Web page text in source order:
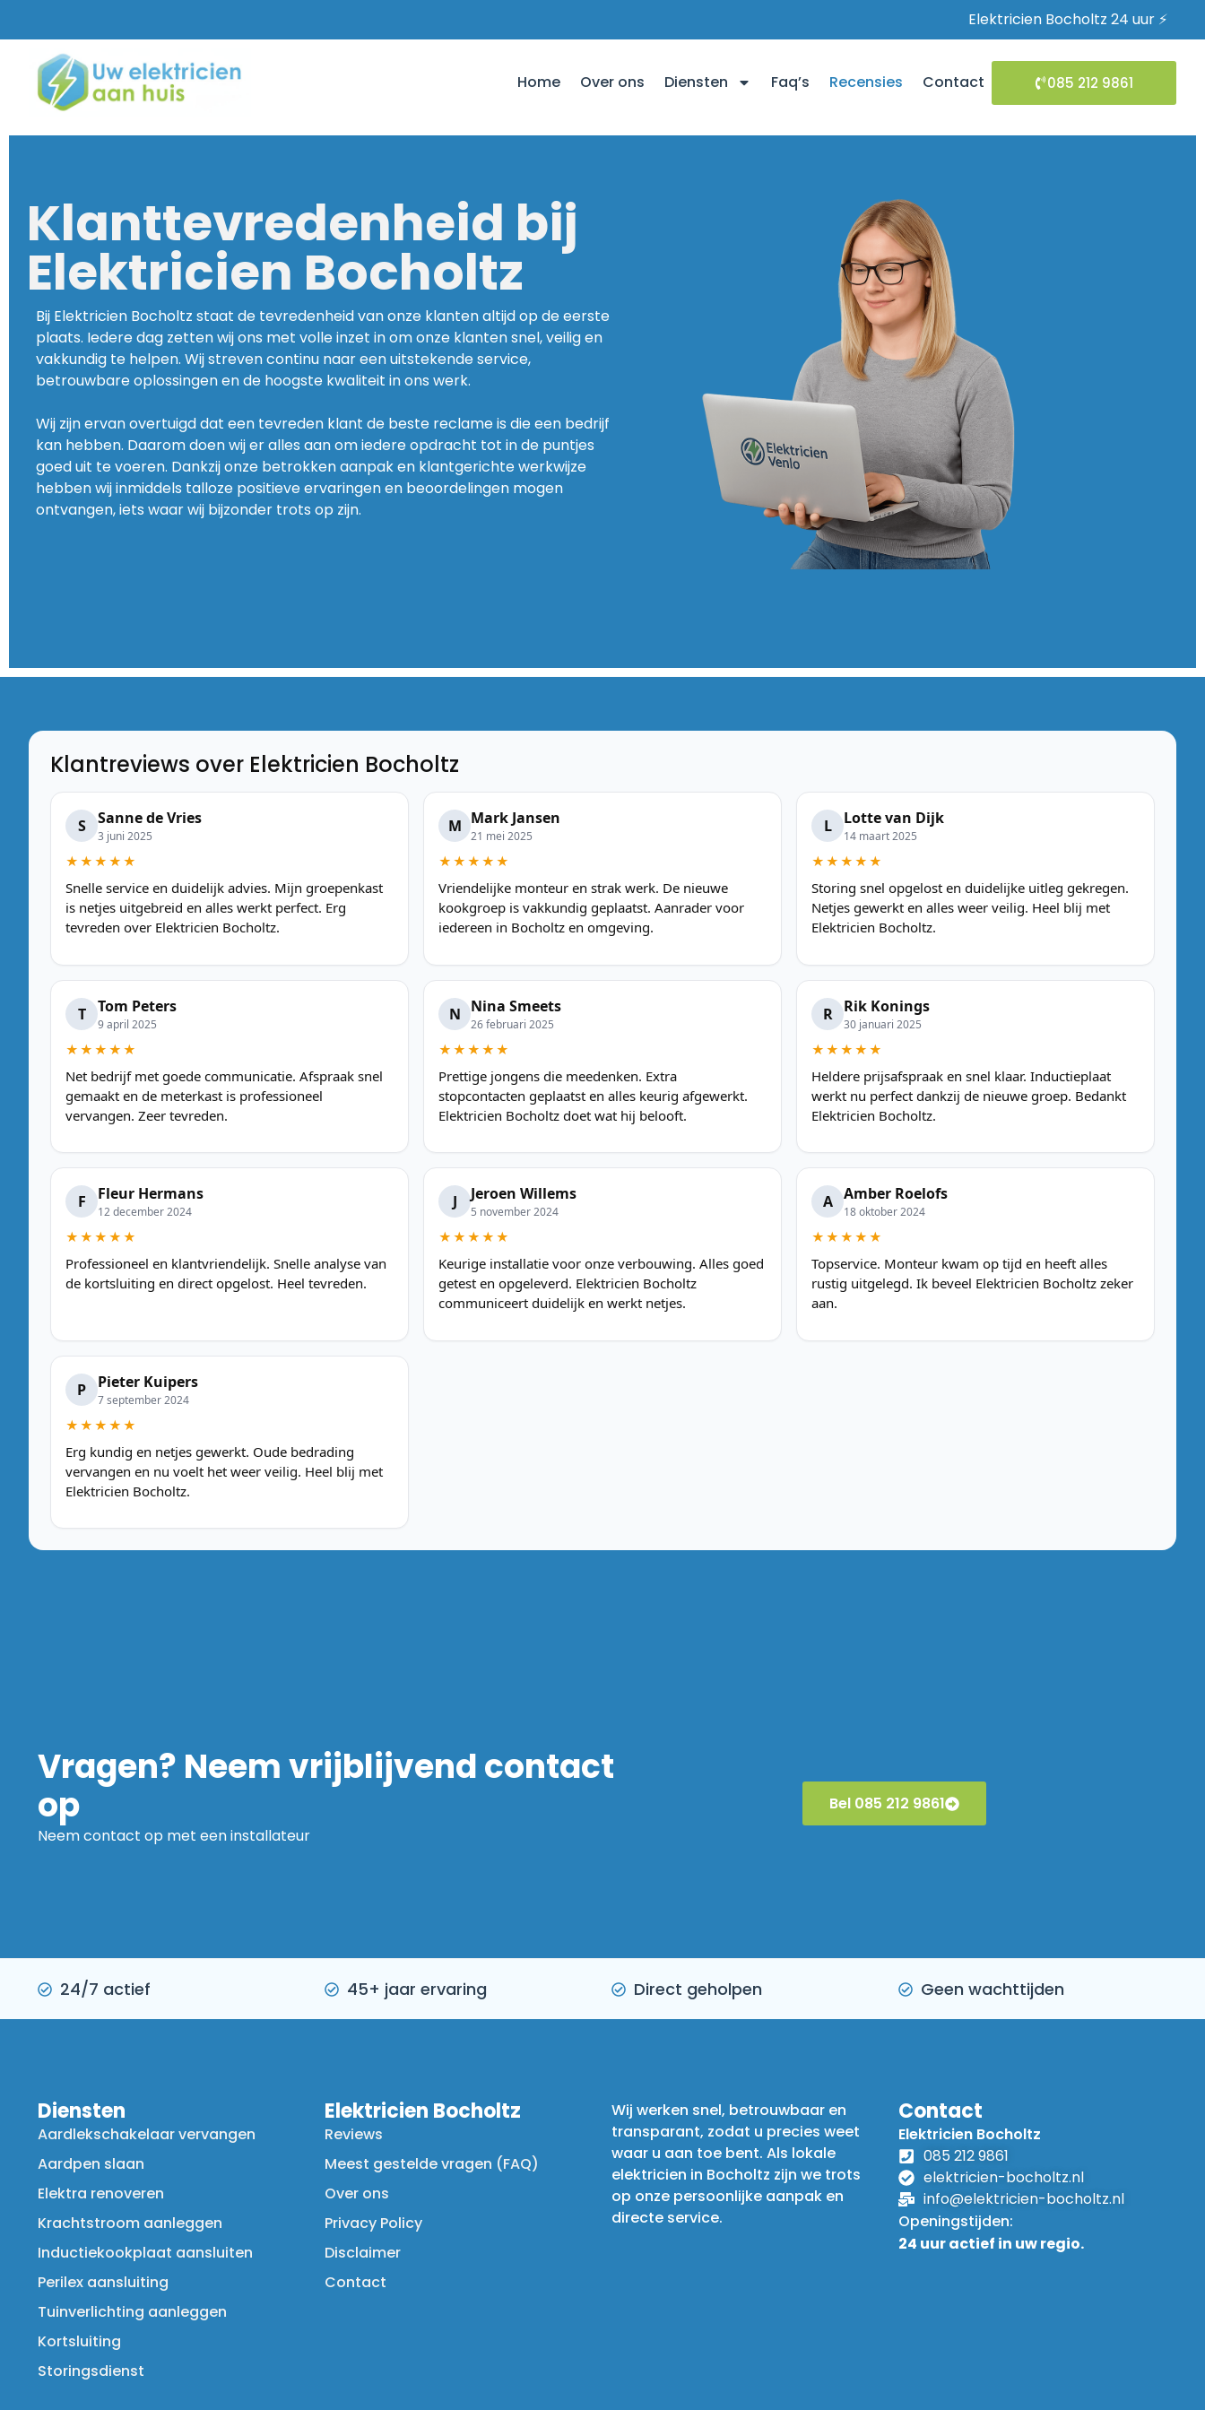
Elektricien Bocholtz 24 uur ⚡
Home Over ons Diensten Faq’s Recensies Contact 085 212 9861
Klanttevredenheid bij
Elektricien Bocholtz
Bij Elektricien Bocholtz staat de tevredenheid van onze klanten altijd op de eerste
plaats. Iedere dag zetten wij ons met volle inzet in om onze klanten snel, veilig en
vakkundig te helpen. Wij streven continu naar een uitstekende service,
betrouwbare oplossingen en de hoogste kwaliteit in ons werk.
Wij zijn ervan overtuigd dat een tevreden klant de beste reclame is die een bedrijf
kan hebben. Daarom doen wij er alles aan om iedere opdracht tot in de puntjes
goed uit te voeren. Dankzij onze betrokken aanpak en klantgerichte werkwijze
hebben wij inmiddels talloze positieve ervaringen en beoordelingen mogen
ontvangen, iets waar wij bijzonder trots op zijn.
Klantreviews over Elektricien Bocholtz
S Sanne de Vries
3 juni 2025
★★★★★
Snelle service en duidelijk advies. Mijn groepenkast
is netjes uitgebreid en alles werkt perfect. Erg
tevreden over Elektricien Bocholtz.
M Mark Jansen
21 mei 2025
★★★★★
Vriendelijke monteur en strak werk. De nieuwe
kookgroep is vakkundig geplaatst. Aanrader voor
iedereen in Bocholtz en omgeving.
L Lotte van Dijk
14 maart 2025
★★★★★
Storing snel opgelost en duidelijke uitleg gekregen.
Netjes gewerkt en alles weer veilig. Heel blij met
Elektricien Bocholtz.
T Tom Peters
9 april 2025
★★★★★
Net bedrijf met goede communicatie. Afspraak snel
gemaakt en de meterkast is professioneel
vervangen. Zeer tevreden.
N Nina Smeets
26 februari 2025
★★★★★
Prettige jongens die meedenken. Extra
stopcontacten geplaatst en alles keurig afgewerkt.
Elektricien Bocholtz doet wat hij belooft.
R Rik Konings
30 januari 2025
★★★★★
Heldere prijsafspraak en snel klaar. Inductieplaat
werkt nu perfect dankzij de nieuwe groep. Bedankt
Elektricien Bocholtz.
F Fleur Hermans
12 december 2024
★★★★★
Professioneel en klantvriendelijk. Snelle analyse van
de kortsluiting en direct opgelost. Heel tevreden.
J Jeroen Willems
5 november 2024
★★★★★
Keurige installatie voor onze verbouwing. Alles goed
getest en opgeleverd. Elektricien Bocholtz
communiceert duidelijk en werkt netjes.
A Amber Roelofs
18 oktober 2024
★★★★★
Topservice. Monteur kwam op tijd en heeft alles
rustig uitgelegd. Ik beveel Elektricien Bocholtz zeker
aan.
P Pieter Kuipers
7 september 2024
★★★★★
Erg kundig en netjes gewerkt. Oude bedrading
vervangen en nu voelt het weer veilig. Heel blij met
Elektricien Bocholtz.
Vragen? Neem vrijblijvend contact
op
Neem contact op met een installateur
Bel 085 212 9861
24/7 actief 45+ jaar ervaring Direct geholpen Geen wachttijden
Diensten
Aardlekschakelaar vervangen
Aardpen slaan
Elektra renoveren
Krachtstroom aanleggen
Inductiekookplaat aansluiten
Perilex aansluiting
Tuinverlichting aanleggen
Kortsluiting
Storingsdienst
Elektricien Bocholtz
Reviews
Meest gestelde vragen (FAQ)
Over ons
Privacy Policy
Disclaimer
Contact
Wij werken snel, betrouwbaar en
transparant, zodat u precies weet
waar u aan toe bent. Als lokale
elektricien in Bocholtz zijn we trots
op onze persoonlijke aanpak en
directe service.
Contact
Elektricien Bocholtz
085 212 9861
elektricien-bocholtz.nl
info@elektricien-bocholtz.nl
Openingstijden:
24 uur actief in uw regio.